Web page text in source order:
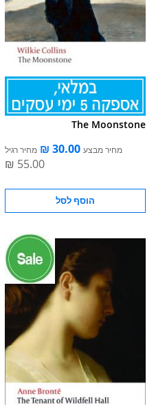
The Moonstone
מחיר מבצע מחיר רגיל
הוסף לסל